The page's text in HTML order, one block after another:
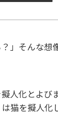
」そんな想
人化とよび
猫を擬人化